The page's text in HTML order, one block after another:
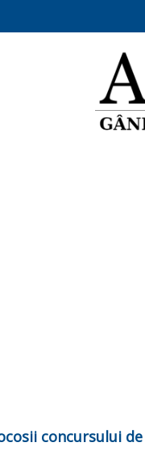
concursului